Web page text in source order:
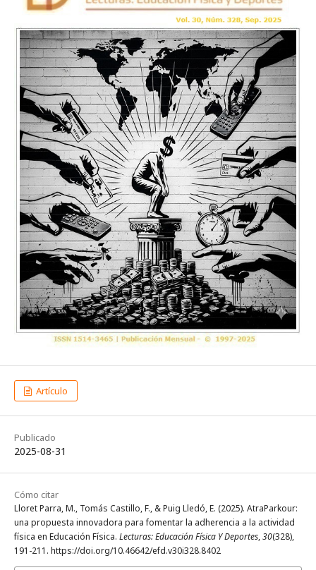
Artículo
Publicado
2025-08-31
Cómo citar
Lloret Parra, M., Tomás Castillo, F., & Puig Lledó, E. (2025). AtraParkour:
una propuesta innovadora para fomentar la adherencia a la actividad
física en Educación Física. Lecturas: Educación Física Y Deportes,30(328),
191-211. https://doi.org/10.46642/efd.v30i328.8402